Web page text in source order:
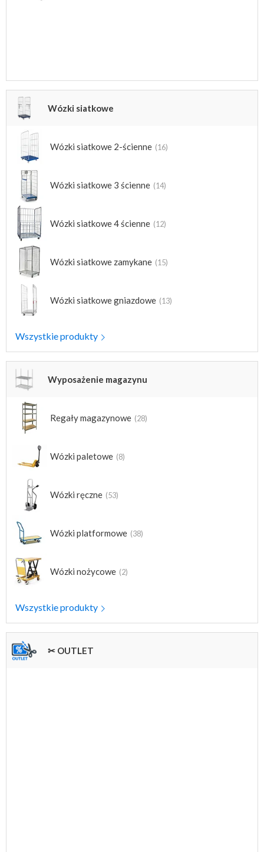
Wózki siatkowe
Wózki siatkowe 2-ścienne (16)
Wózki siatkowe 3 ścienne (14)
Wózki siatkowe 4 ścienne (12)
Wózki siatkowe zamykane (15)
Wózki siatkowe gniazdowe (13)
Wszystkie produkty
Wyposażenie magazynu
Regały magazynowe (28)
Wózki paletowe (8)
Wózki ręczne (53)
Wózki platformowe (38)
Wózki nożycowe (2)
Wszystkie produkty
✂ OUTLET